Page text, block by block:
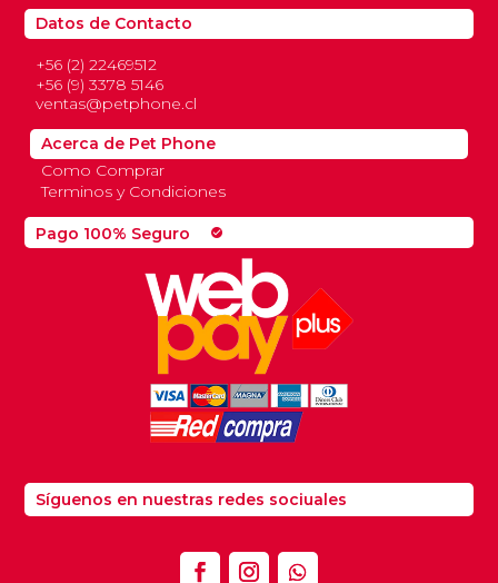
Pago 100% Seguro check_circle
Datos de Contacto
+56 (2) 22469512
+56 (9) 3378 5146
ventas@petphone.cl
Acerca de Pet Phone
Como Comprar
Terminos y Condiciones
Síguenos en nuestras redes sociuales